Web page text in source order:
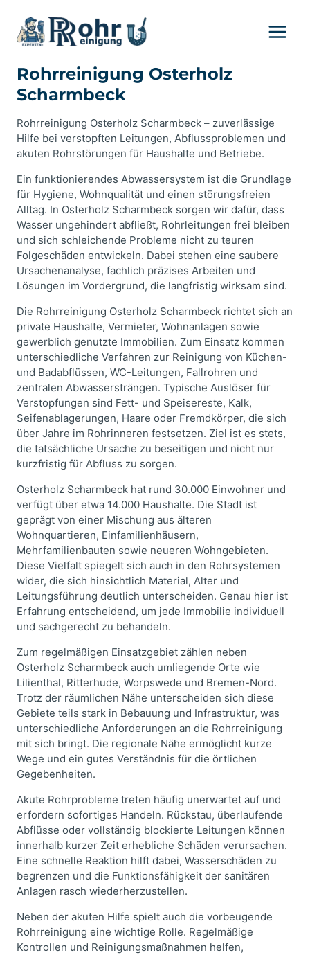
Inhalt
springen
Rohrreinigung Osterholz
Scharmbeck
Rohrreinigung Osterholz Scharmbeck – zuverlässige
Hilfe bei verstopften Leitungen, Abflussproblemen und
akuten Rohrstörungen für Haushalte und Betriebe.
Ein funktionierendes Abwassersystem ist die Grundlage
für Hygiene, Wohnqualität und einen störungsfreien
Alltag. In Osterholz Scharmbeck sorgen wir dafür, dass
Wasser ungehindert abfließt, Rohrleitungen frei bleiben
und sich schleichende Probleme nicht zu teuren
Folgeschäden entwickeln. Dabei stehen eine saubere
Ursachenanalyse, fachlich präzises Arbeiten und
Lösungen im Vordergrund, die langfristig wirksam sind.
Die Rohrreinigung Osterholz Scharmbeck richtet sich an
private Haushalte, Vermieter, Wohnanlagen sowie
gewerblich genutzte Immobilien. Zum Einsatz kommen
unterschiedliche Verfahren zur Reinigung von Küchen-
und Badabflüssen, WC-Leitungen, Fallrohren und
zentralen Abwassersträngen. Typische Auslöser für
Verstopfungen sind Fett- und Speisereste, Kalk,
Seifenablagerungen, Haare oder Fremdkörper, die sich
über Jahre im Rohrinneren festsetzen. Ziel ist es stets,
die tatsächliche Ursache zu beseitigen und nicht nur
kurzfristig für Abfluss zu sorgen.
Osterholz Scharmbeck hat rund 30.000 Einwohner und
verfügt über etwa 14.000 Haushalte. Die Stadt ist
geprägt von einer Mischung aus älteren
Wohnquartieren, Einfamilienhäusern,
Mehrfamilienbauten sowie neueren Wohngebieten.
Diese Vielfalt spiegelt sich auch in den Rohrsystemen
wider, die sich hinsichtlich Material, Alter und
Leitungsführung deutlich unterscheiden. Genau hier ist
Erfahrung entscheidend, um jede Immobilie individuell
und sachgerecht zu behandeln.
Zum regelmäßigen Einsatzgebiet zählen neben
Osterholz Scharmbeck auch umliegende Orte wie
Lilienthal, Ritterhude, Worpswede und Bremen-Nord.
Trotz der räumlichen Nähe unterscheiden sich diese
Gebiete teils stark in Bebauung und Infrastruktur, was
unterschiedliche Anforderungen an die Rohrreinigung
mit sich bringt. Die regionale Nähe ermöglicht kurze
Wege und ein gutes Verständnis für die örtlichen
Gegebenheiten.
Akute Rohrprobleme treten häufig unerwartet auf und
erfordern sofortiges Handeln. Rückstau, überlaufende
Abflüsse oder vollständig blockierte Leitungen können
innerhalb kurzer Zeit erhebliche Schäden verursachen.
Eine schnelle Reaktion hilft dabei, Wasserschäden zu
begrenzen und die Funktionsfähigkeit der sanitären
Anlagen rasch wiederherzustellen.
Neben der akuten Hilfe spielt auch die vorbeugende
Rohrreinigung eine wichtige Rolle. Regelmäßige
Kontrollen und Reinigungsmaßnahmen helfen,